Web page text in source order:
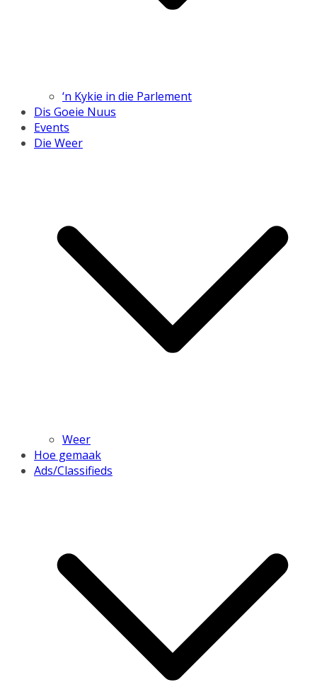
‘n Kykie in die Parlement
Dis Goeie Nuus
Events
Die Weer
Weer
Hoe gemaak
Ads/Classifieds